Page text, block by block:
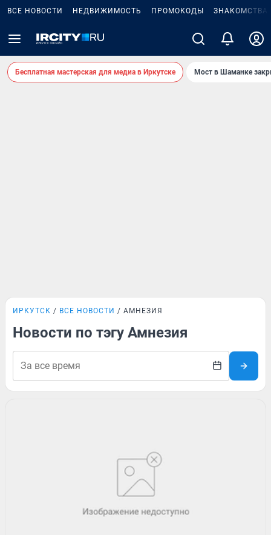
ВСЕ НОВОСТИ НЕДВИЖИМОСТЬ ПРОМОКОДЫ ЗНАКОМСТВА
Бесплатная мастерская для медиа в Иркутске Мост в Шаманке
ИРКУТСК ВСЕ НОВОСТИ АМНЕЗИЯ
Новости по тэгу Амнезия